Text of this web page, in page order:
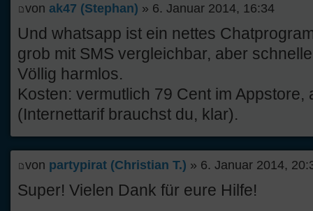
von ak47 (Stephan) » 6. Januar 2014, 16:34
Und whatsapp ist ein nettes
grob mit SMS vergleichbar, aber
Völlig harmlos.
Kosten: vermutlich 79 Cent im
(Internettarif brauchst du, klar).
von partypirat (Christian T.) » 6. Januar 2014,
Super! Vielen Dank für eure Hilfe!